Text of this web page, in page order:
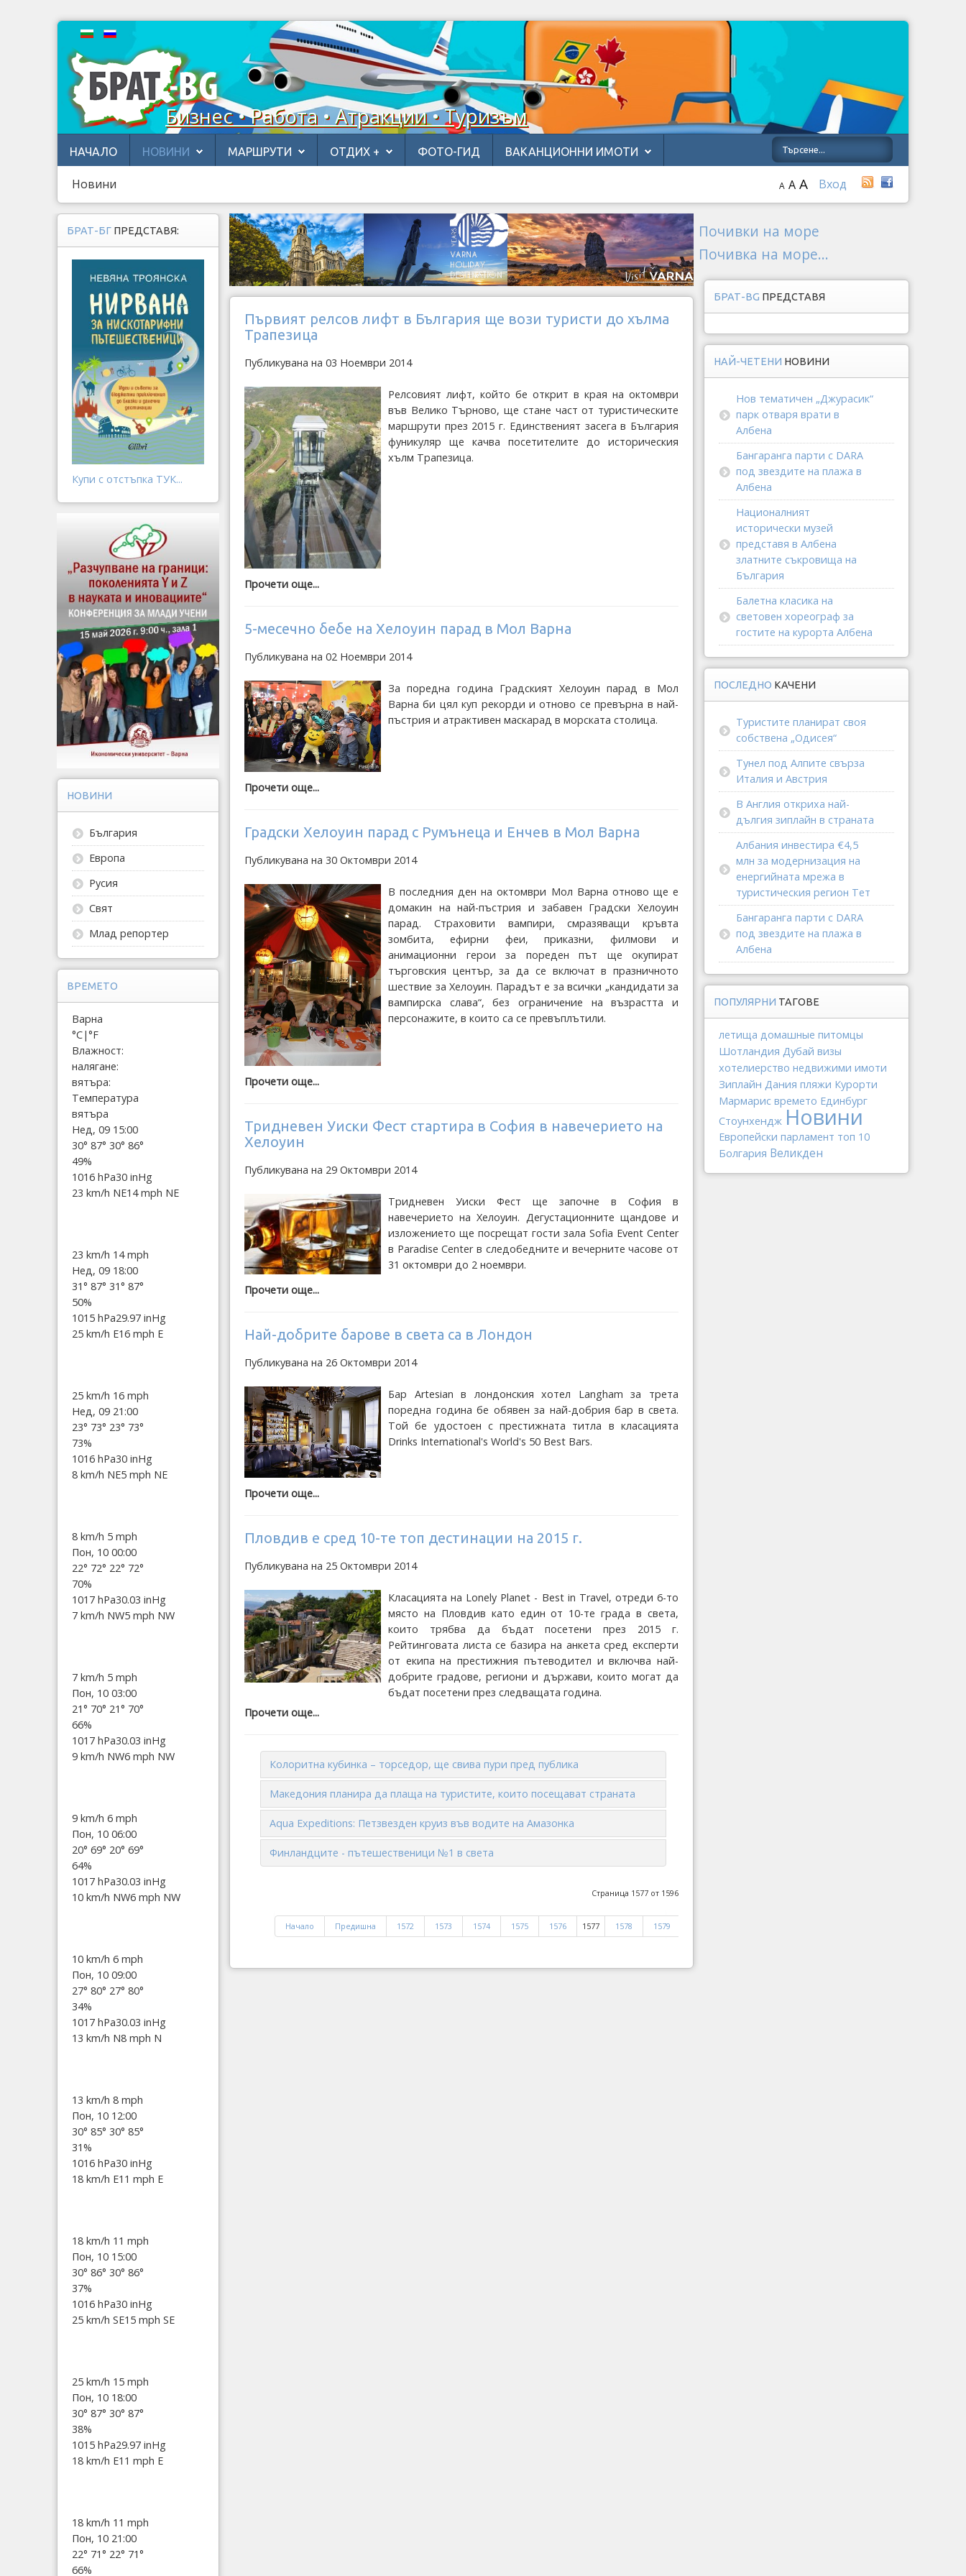
Бизнес • Работа • Атракции • Туризъм
НАЧАЛО НОВИНИ МАРШРУТИ ОТДИХ + ФОТО-ГИД ВАКАНЦИОННИ ИМОТИ
Новини Вход
A A A
Първият релсов лифт в България ще вози туристи до хълма
Трапезица
Публикувана на 03 Ноември 2014
Релсовият лифт, който бе открит в края на октомври
във Велико Търново, ще стане част от туристическите
маршрути през 2015 г. Единственият засега в България
фуникуляр ще качва посетителите до историческия
хълм Трапезица.
Прочети още...
5-месечно бебе на Хелоуин парад в Мол Варна
Публикувана на 02 Ноември 2014
За поредна година Градският Хелоуин парад в Мол
Варна би цял куп рекорди и отново се превърна в най-
пъстрия и атрактивен маскарад в морската столица.
Прочети още...
Градски Хелоуин парад с Румънеца и Енчев в Мол Варна
Публикувана на 30 Октомври 2014
В последния ден на октомври Мол Варна отново ще е
домакин на най-пъстрия и забавен Градски Хелоуин
парад. Страховити вампири, смразяващи кръвта
зомбита, ефирни феи, приказни, филмови и
анимационни герои за пореден път ще окупират
търговския център, за да се включат в празничното
шествие за Хелоуин. Парадът е за всички „кандидати за
вампирска слава“, без ограничение на възрастта и
персонажите, в които са се превъплътили.
Прочети още...
Тридневен Уиски Фест стартира в София в навечерието на
Хелоуин
Публикувана на 29 Октомври 2014
Тридневен Уиски Фест ще започне в София в
навечерието на Хелоуин. Дегустационните щандове и
изложението ще посрещат гости зала Sofia Event Center
в Paradise Center в следобедните и вечерните часове от
31 октомври до 2 ноември.
Прочети още...
Най-добрите барове в света са в Лондон
Публикувана на 26 Октомври 2014
Бар Artesian в лондонския хотел Langham за трета
поредна година бе обявен за най-добрия бар в света.
Той бе удостоен с престижната титла в класацията
Drinks International's World's 50 Best Bars.
Прочети още...
Пловдив е сред 10-те топ дестинации на 2015 г.
Публикувана на 25 Октомври 2014
Класацията на Lonely Planet - Best in Travel, отреди 6-то
място на Пловдив като един от 10-те града в света,
които трябва да бъдат посетени през 2015 г.
Рейтинговата листа се базира на анкета сред експерти
от екипа на престижния пътеводител и включва най-
добрите градове, региони и държави, които могат да
бъдат посетени през следващата година.
Прочети още...
Колоритна кубинка – торседор, ще свива пури пред публика
Македония планира да плаща на туристите, които посещават страната
Aqua Expeditions: Петзвезден круиз във водите на Амазонка
Финландците - пътешественици №1 в света
Страница 1577 от 1596
Начало Предишна 1572 1573 1574 1575 1576 1577 1578 1579
БРАТ-БГ ПРЕДСТАВЯ:
Купи с отстъпка ТУК...
НОВИНИ
България
Европа
Русия
Свят
Млад репортер
ВРЕМЕТО
Варна
°C|°F
Влажност:
налягане:
вятъра:
Температура
вятъра
Нед, 09 15:00
30° 87° 30° 86°
49%
1016 hPa30 inHg
23 km/h NE14 mph NE
23 km/h 14 mph
Нед, 09 18:00
31° 87° 31° 87°
50%
1015 hPa29.97 inHg
25 km/h E16 mph E
25 km/h 16 mph
Нед, 09 21:00
23° 73° 23° 73°
73%
1016 hPa30 inHg
8 km/h NE5 mph NE
8 km/h 5 mph
Пон, 10 00:00
22° 72° 22° 72°
70%
1017 hPa30.03 inHg
7 km/h NW5 mph NW
7 km/h 5 mph
Пон, 10 03:00
21° 70° 21° 70°
66%
1017 hPa30.03 inHg
9 km/h NW6 mph NW
9 km/h 6 mph
Пон, 10 06:00
20° 69° 20° 69°
64%
1017 hPa30.03 inHg
10 km/h NW6 mph NW
10 km/h 6 mph
Пон, 10 09:00
27° 80° 27° 80°
34%
1017 hPa30.03 inHg
13 km/h N8 mph N
13 km/h 8 mph
Пон, 10 12:00
30° 85° 30° 85°
31%
1016 hPa30 inHg
18 km/h E11 mph E
18 km/h 11 mph
Пон, 10 15:00
30° 86° 30° 86°
37%
1016 hPa30 inHg
25 km/h SE15 mph SE
25 km/h 15 mph
Пон, 10 18:00
30° 87° 30° 87°
38%
1015 hPa29.97 inHg
18 km/h E11 mph E
18 km/h 11 mph
Пон, 10 21:00
22° 71° 22° 71°
66%
Почивки на море
Почивка на море...
БРАТ-BG ПРЕДСТАВЯ
НАЙ-ЧЕТЕНИ НОВИНИ
Нов тематичен „Джурасик“
парк отваря врати в
Албена
Бангаранга парти с DARA
под звездите на плажа в
Албена
Националният
исторически музей
представя в Албена
златните съкровища на
България
Балетна класика на
световен хореограф за
гостите на курорта Албена
ПОСЛЕДНО КАЧЕНИ
Туристите планират своя
собствена „Одисея“
Тунел под Алпите свърза
Италия и Австрия
В Англия откриха най-
дългия зиплайн в страната
Албания инвестира €4,5
млн за модернизация на
енергийната мрежа в
туристическия регион Тет
Бангаранга парти с DARA
под звездите на плажа в
Албена
ПОПУЛЯРНИ ТАГОВЕ
летища домашные питомцы
Шотландия Дубай визы
хотелиерство недвижими имоти
Зиплайн Дания пляжи Курорти
Мармарис времето Единбург
Стоунхендж Новини
Европейски парламент топ 10
Болгария Великден